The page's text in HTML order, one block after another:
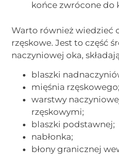
końce zwrócone do
Warto również wiedzieć
rzęskowe. Jest to część
naczyniowej oka,
blaszki
mięśnia rzęskowego;
warstwy
rzęskowymi;
blaszki podstawnej;
nabłonka;
błony granicznej